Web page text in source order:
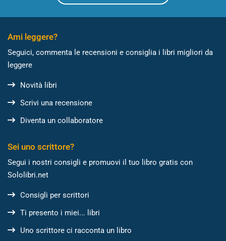
Ami leggere?
Seguici, commenta le recensioni e consiglia i libri migliori da
leggere
Novità libri
Scrivi una recensione
Diventa un collaboratore
Sei uno scrittore?
Segui i nostri consigli e promuovi il tuo libro gratis con
Sololibri.net
Consigli per scrittori
Ti presento i miei... libri
Uno scrittore ci racconta un libro